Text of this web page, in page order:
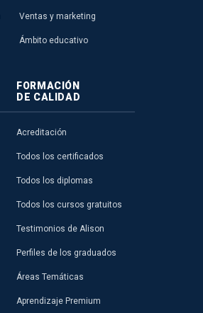
Ventas y marketing
Ámbito educativo
FORMACIÓN
DE CALIDAD
Acreditación
Todos los certificados
Todos los diplomas
Todos los cursos gratuitos
Testimonios de Alison
Perfiles de los graduados
Áreas Temáticas
Aprendizaje Premium